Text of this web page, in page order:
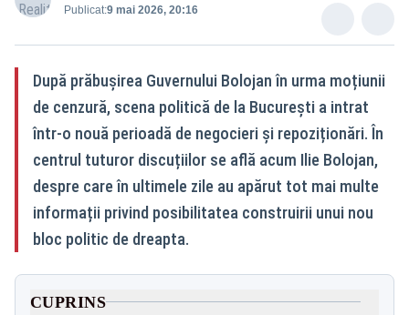
Publicat:9 mai 2026, 20:16
După prăbușirea Guvernului Bolojan în urma moțiunii
de cenzură, scena politică de la București a intrat
într-o nouă perioadă de negocieri și repoziționări. În
centrul tuturor discuțiilor se află acum Ilie Bolojan,
despre care în ultimele zile au apărut tot mai multe
informații privind posibilitatea construirii unui nou
bloc politic de dreapta.
CUPRINS